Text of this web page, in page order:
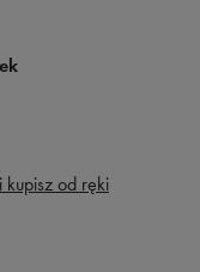
kupisz od ręki